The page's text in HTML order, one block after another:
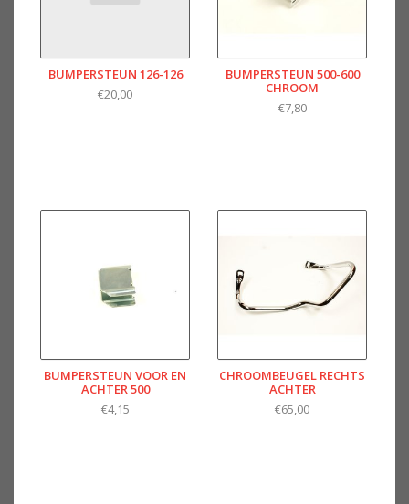
BUMPERSTEUN 126-126
€20,00
BUMPERSTEUN 500-600
CHROOM
€7,80
BUMPERSTEUN VOOR EN
ACHTER 500
€4,15
CHROOMBEUGEL RECHTS
ACHTER
€65,00